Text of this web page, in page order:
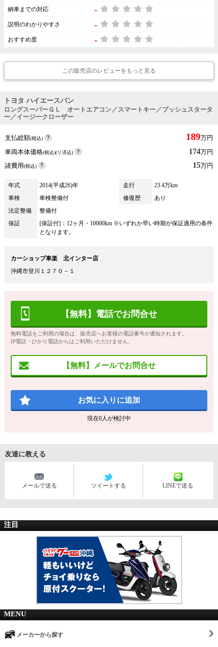
納車までの対応 -
説明のわかりやすさ -
おすすめ度 -
この販売店のレビューをもっと見る
トヨタ ハイエースバン
ロングスーパーＧＬ オートエアコン／スマートキー／プッシュスタータ
ー／イージークローザー
支払総額(税込) 189万円
車両本体価格(税込)(リ済込) 174万円
諸費用(税込) 15万円
年式 2014(平成26)年 走行
23.4万km
車検
車検整備付 修復歴
あり
法定整備
整備付
保証
[保証付]：12ヶ月・10000km ※いずれか早い時期が保証適用の条件
となります。
カーショップ車楽 北インター店
沖縄市登川１２７０－１
【無料】電話でお問合せ
無料電話をご利用の場合は、販売店へお客様の電話番号が通知されます。
IP電話・ひかり電話からはご利用いただけません。
【無料】メールでお問合せ
お気に入りに追加
現在0人が検討中
友達に教える
メールで送る ツイートする LINEで送る
注目
MENU
メーカーから探す